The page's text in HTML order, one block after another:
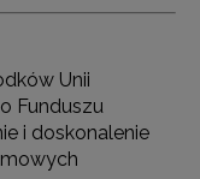
Unii
Funduszu
i doskonalenie